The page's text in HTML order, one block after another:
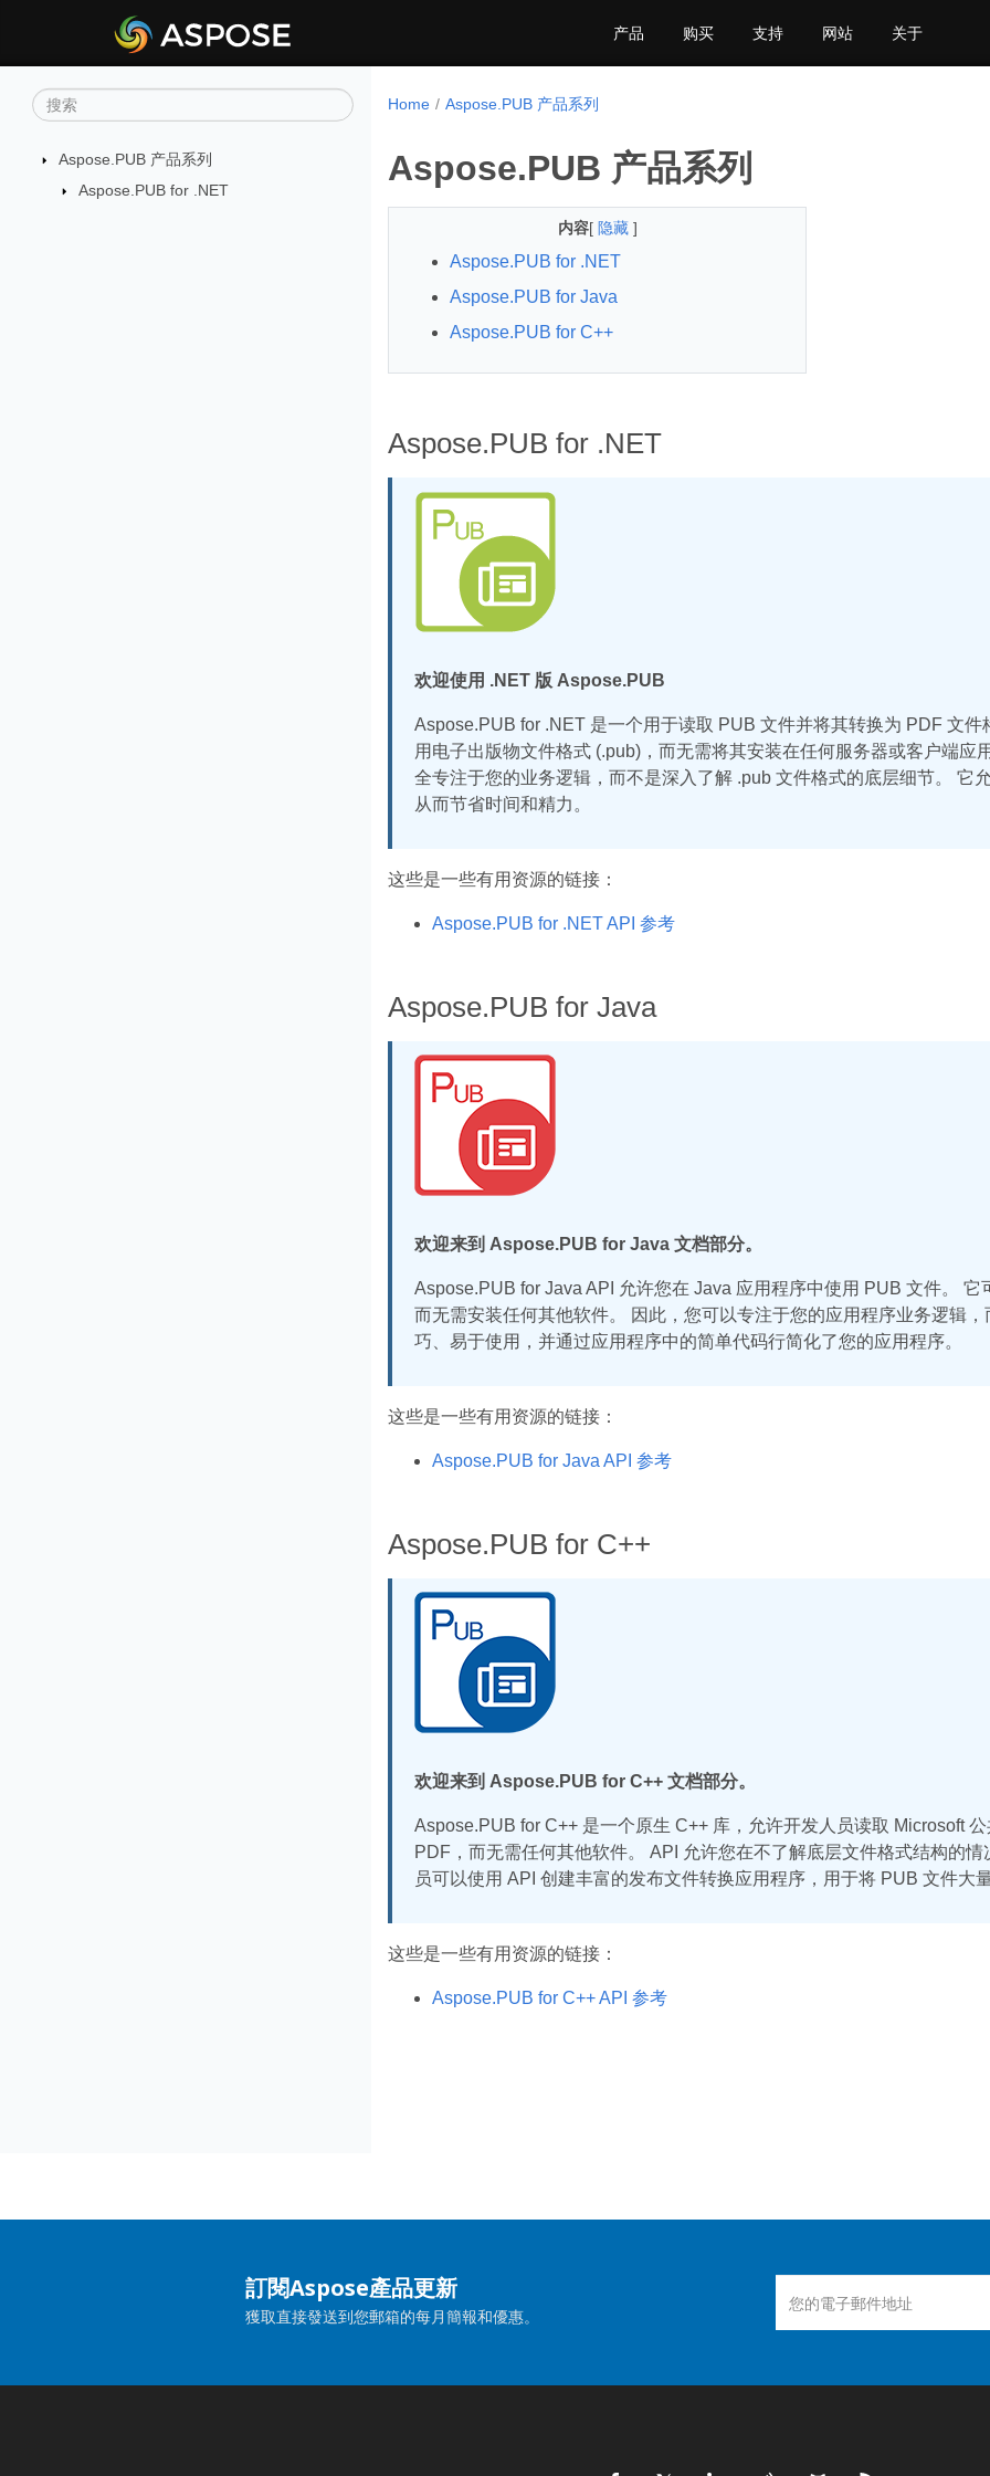
产品 购买 支持 网站 关于
Aspose.PUB 产品系列
Aspose.PUB for .NET
Home Aspose.PUB 产品系列
Aspose.PUB 产品系列
内容[ 隐藏 ]
Aspose.PUB for .NET
Aspose.PUB for Java
Aspose.PUB for C++
Aspose.PUB for .NET
欢迎使用 .NET 版 Aspose.PUB
Aspose.PUB for .NET 是一个用于读取 PUB 文件并将其转换为 PDF 文
用电子出版物文件格式 (.pub)，而无需将其安装在任何服务器或客户端
全专注于您的业务逻辑，而不是深入了解 .pub 文件格式的底层细节。 它
从而节省时间和精力。
这些是一些有用资源的链接：
Aspose.PUB for .NET API 参考
Aspose.PUB for Java
欢迎来到 Aspose.PUB for Java 文档部分。
Aspose.PUB for Java API 允许您在 Java 应用程序中使用 PUB 文件。
而无需安装任何其他软件。 因此，您可以专注于您的应用程序业务逻辑
巧、易于使用，并通过应用程序中的简单代码行简化了您的应用程序。
这些是一些有用资源的链接：
Aspose.PUB for Java API 参考
Aspose.PUB for C++
欢迎来到 Aspose.PUB for C++ 文档部分。
Aspose.PUB for C++ 是一个原生 C++ 库，允许开发人员读取 Microsoft
PDF，而无需任何其他软件。 API 允许您在不了解底层文件格式结构的
员可以使用 API 创建丰富的发布文件转换应用程序，用于将 PUB 文件大
这些是一些有用资源的链接：
Aspose.PUB for C++ API 参考
訂閱Aspose產品更新
獲取直接發送到您郵箱的每月簡報和優惠。